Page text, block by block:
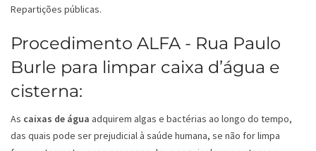
Repartições públicas.
Procedimento ALFA - Rua Paulo
Burle para limpar caixa d’água e
cisterna:
As caixas de água adquirem algas e bactérias ao longo do tempo,
das quais pode ser prejudicial à saúde humana, se não for limpa